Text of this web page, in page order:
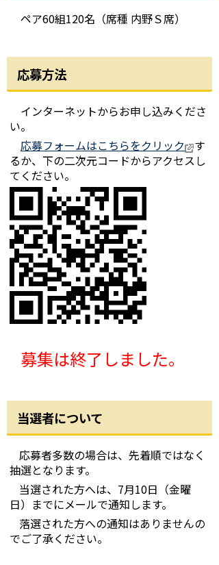
ペア60組120名（席種 内野Ｓ席）
応募方法
インターネットからお申し込みくださ
い。
応募フォームはこちらをクリック
す
るか、下の二次元コードからアクセスし
てください。
募集は終了しました。
当選者について
応募者多数の場合は、先着順ではなく
抽選となります。
当選された方へは、7月10日（金曜
日）までにメールで通知します。
落選された方への通知はありませんの
でご了承ください。